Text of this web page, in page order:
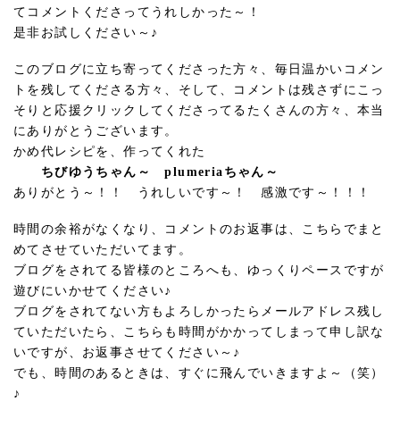
てコメントくださってうれしかった～！
是非お試しください～♪
このブログに立ち寄ってくださった方々、毎日温かいコメン
トを残してくださる方々、そして、コメントは残さずにこっ
そりと応援クリックしてくださってるたくさんの方々、本当
にありがとうございます。
かめ代レシピを、作ってくれた
ちびゆうちゃん～ plumeriaちゃん～
ありがとう～！！ うれしいです～！ 感激です～！！！
時間の余裕がなくなり、コメントのお返事は、こちらでまと
めてさせていただいてます。
ブログをされてる皆様のところへも、ゆっくりペースですが
遊びにいかせてください♪
ブログをされてない方もよろしかったらメールアドレス残し
ていただいたら、こちらも時間がかかってしまって申し訳な
いですが、お返事させてください～♪
でも、時間のあるときは、すぐに飛んでいきますよ～（笑）
♪